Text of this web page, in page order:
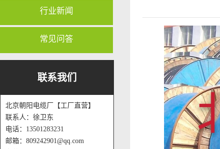
行业新闻
常见问答
联系我们
北京朝阳电缆厂【工厂直营】
联系人：徐卫东
电话：13501283231
邮箱：809242901@qq.com